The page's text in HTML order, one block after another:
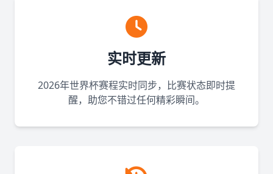
实时更新
2026年世界杯赛程实时同步，比赛状态即时提
醒，助您不错过任何精彩瞬间。